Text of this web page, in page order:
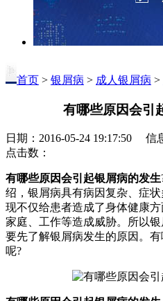
首页 > 银屑病 > 成人银屑病 >
有哪些原因会引
日期：2016-05-24 19:17:50 信
点击数：
有哪些原因会引起银屑病的发生
绍，银屑病具有病因复杂、症
现不仅给患者造成了身体健康
家庭、工作等造成威胁。所以
要先了解银屑病发生的原因。
呢?